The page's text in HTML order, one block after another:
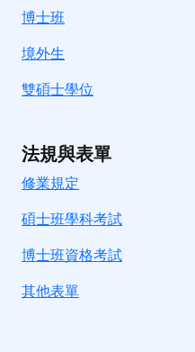
博士班
境外生
雙碩士學位
法規與表單
修業規定
碩士班學科考試
博士班資格考試
其他表單